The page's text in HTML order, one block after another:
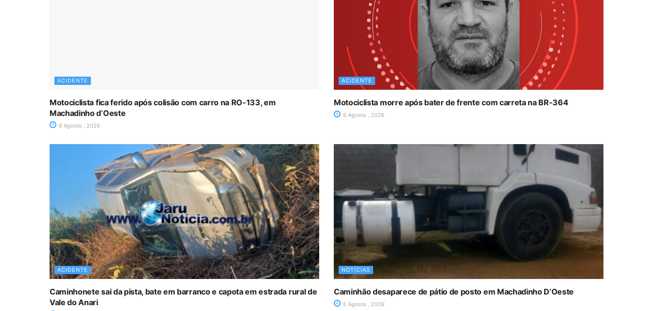
ACIDENTE
Motociclista fica ferido após colisão com carro na RO-133, em
Machadinho d’Oeste
6 Agosto , 2026
ACIDENTE
Motociclista morre após bater de frente com carreta na BR-364
6 Agosto , 2026
ACIDENTE
Caminhonete sai da pista, bate em barranco e capota em estrada rural de
Vale do Anari
NOTÍCIAS
Caminhão desaparece de pátio de posto em Machadinho D’Oeste
5 Agosto , 2026